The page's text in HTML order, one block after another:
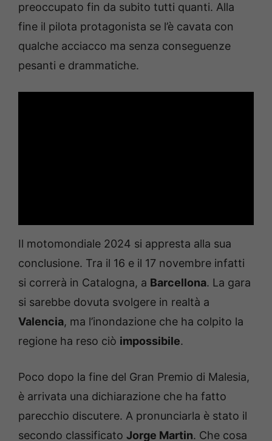
preoccupato fin da subito tutti quanti. Alla
fine il pilota protagonista se l’è cavata con
qualche acciacco ma senza conseguenze
pesanti e drammatiche.
Il motomondiale 2024 si appresta alla sua
conclusione. Tra il 16 e il 17 novembre infatti
si correrà in Catalogna, a Barcellona. La gara
si sarebbe dovuta svolgere in realtà a
Valencia, ma l’inondazione che ha colpito la
regione ha reso ciò impossibile.
Poco dopo la fine del Gran Premio di Malesia,
è arrivata una dichiarazione che ha fatto
parecchio discutere. A pronunciarla è stato il
secondo classificato Jorge Martin. Che cosa